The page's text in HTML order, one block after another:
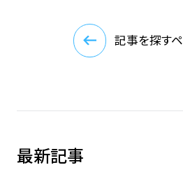
記事を探す
最新記事